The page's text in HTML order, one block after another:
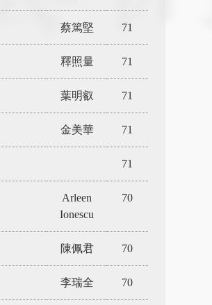
蔡篤堅 71
釋照量 71
葉明叡 71
金美華 71
71
Arleen
Ionescu
70
陳佩君 70
李瑞全 70